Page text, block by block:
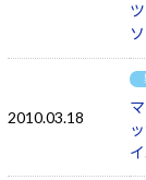
2010.03.18